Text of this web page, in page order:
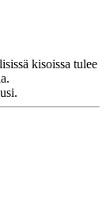
kisoissa tulee